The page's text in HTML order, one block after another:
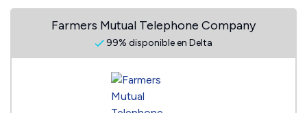
Farmers Mutual Telephone Company
99% disponible en Delta